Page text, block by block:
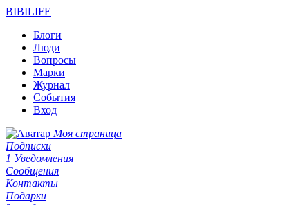
BIBILIFE
Блоги
Люди
Вопросы
Марки
Журнал
События
Вход
Моя страница
Подписки
1 Уведомления
Сообщения
Контакты
Подарки